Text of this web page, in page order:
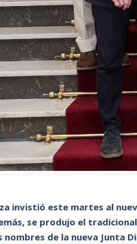
invistió este martes al
se produjo el
nombres de la nueva Junta